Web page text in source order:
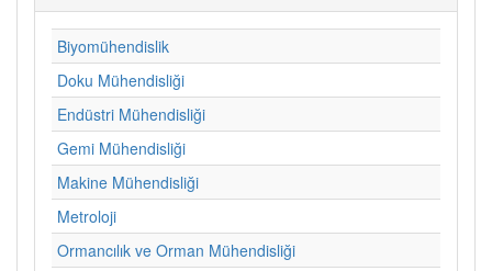
Biyomühendislik
Doku Mühendisliği
Endüstri Mühendisliği
Gemi Mühendisliği
Makine Mühendisliği
Metroloji
Ormancılık ve Orman Mühendisliği